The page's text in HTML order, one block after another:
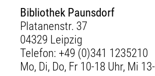
Bibliothek Paunsdorf
Platanenstr. 37
04329 Leipzig
Telefon: +49 (0)341 1235210
Mo, Di, Do, Fr 10-18 Uhr, Mi